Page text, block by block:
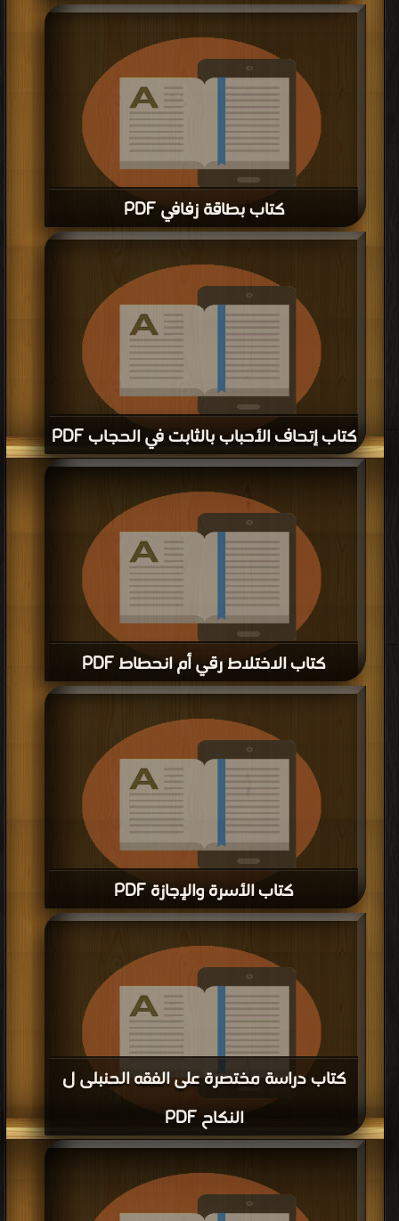
مجانا| التحميل : مرة/مرات
كتاب بطاقة زفافي PDF
قراءة و تحميل كتاب كتاب بطاقة زفافي PDF مجانا | مكتبة > كتب في اكبر موقع
التحميل : مرة/مرات
كتاب إتحاف الأحباب بالثابت في الحجاب PDF
قراءة و تحميل كتاب كتاب إتحاف الأحباب بالثابت في الحجاب PDF مجانا | مكتبة >
كتب في لينكات مباشرة| التحميل : مرة/مرات
كتاب الاختلاط رقي أم انحطاط PDF
قراءة و تحميل كتاب كتاب الاختلاط رقي أم انحطاط PDF مجانا | مكتبة >
اكبر موقع| التحميل : مرة/مرات
كتاب الأسرة والإجازة PDF
قراءة و تحميل كتاب كتاب الأسرة والإجازة PDF مجانا | مكتبة >
Free| التحميل : مرة/مرات
كتاب دراسة مختصرة على الفقه الحنبلى ل
النكاح PDF
مكتبة >كتب في موقع| التحميل : مرة/مرات